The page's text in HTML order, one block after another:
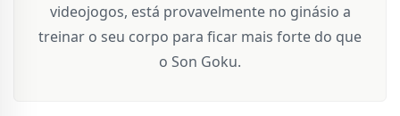
videojogos, está provavelmente no ginásio a
treinar o seu corpo para ficar mais forte do que
o Son Goku.